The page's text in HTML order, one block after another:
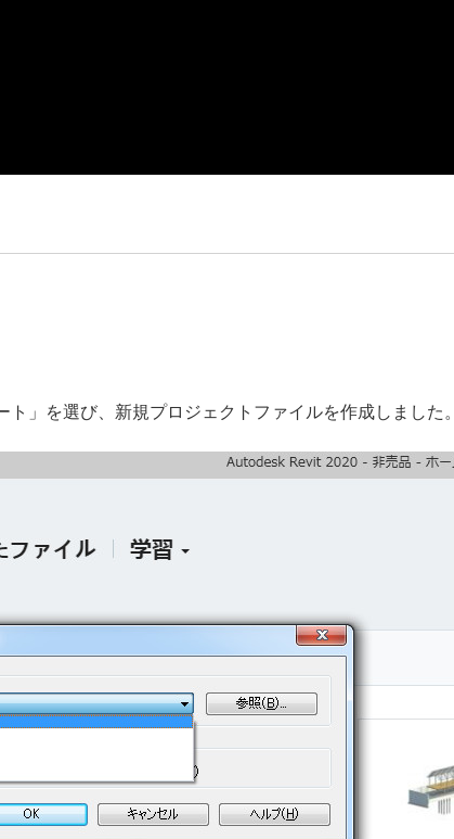
」を選び、新規プロジェクトファイルを作成しました。